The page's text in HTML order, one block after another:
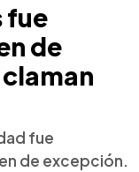
fue
de
fue
de excepción.